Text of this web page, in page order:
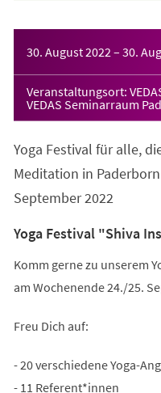
30. August 2022 – 30.
Veranstaltungsort:
VEDAS Seminarraum
Yoga Festival für alle,
Meditation in
September 2022
Yoga Festival "Shiva
Komm gerne zu unserem
am Wochenende 24./25.
Freu Dich auf:
- 20 verschiedene Yoga-
- 11 Referent*innen